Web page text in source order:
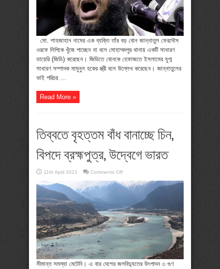
ভাই
মো. শাহজাহান নামের এক ব্যক্তি তাঁর বড় বোন জান্নাতুল ফেরদৌস
ওরফে লিপিকে খুঁজে পাচ্ছেন না বলে মোহাম্মদপুর থানায় একটি সাধারণ
ডায়েরি (জিডি) করেছেন। জিডিতে বোনকে হেফাজতে ইসলামের যুগ্ম
সাধারণ সম্পাদক মামুনুল হকের স্ত্রী বলে উল্লেখ করেছেন। জান্নাতুলের
ভাই পরিচয় ...
Read More »
তিব্বতে বৃহত্তম বাঁধ বানাচ্ছে চিন,
বিপদে ব্রহ্মপুত্র, উদ্বেগে ভারত
11th April 2021 Comments Offon
বৃহত্তম
বাঁধ
বিপদে
ব্রহ্মপুত্র,
উদ্বেগে
ভারত
সীমান্ত সমস্যা মেটেনি। এ বার দেশের জলবিদ্যুতের উৎপাদন ৩ গুণ